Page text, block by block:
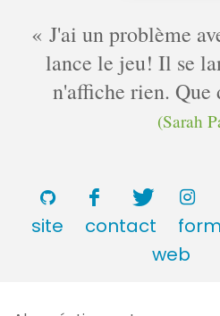
J'ai un problème
lance le jeu! Il se
n'affiche rien. Que
(Sarah
site
contact
web